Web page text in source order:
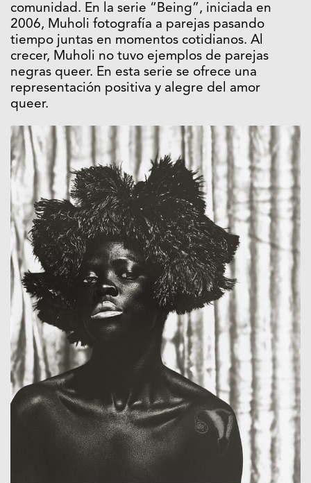
comunidad. En la serie “Being”, iniciada en
2006, Muholi fotografía a parejas pasando
tiempo juntas en momentos cotidianos. Al
crecer, Muholi no tuvo ejemplos de parejas
negras queer. En esta serie se ofrece una
representación positiva y alegre del amor
queer.